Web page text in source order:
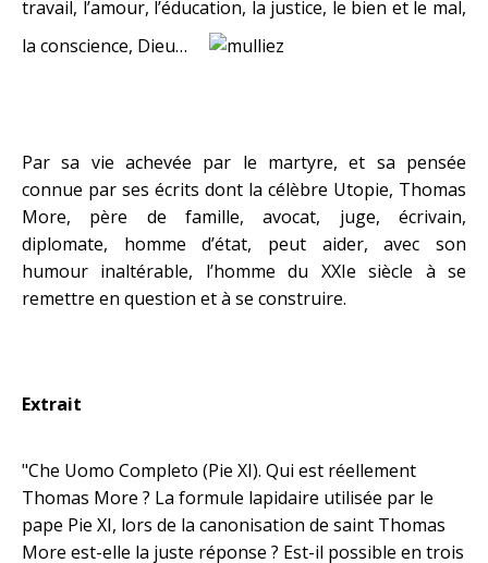
travail, l’amour, l’éducation, la justice, le bien et le mal,
la conscience, Dieu…
Par sa vie achevée par le martyre, et sa pensée
connue par ses écrits dont la célèbre Utopie, Thomas
More, père de famille, avocat, juge, écrivain,
diplomate, homme d’état, peut aider, avec son
humour inaltérable, l’homme du XXIe siècle à se
remettre en question et à se construire.
Extrait
"Che Uomo Completo (Pie XI). Qui est réellement
Thomas More ? La formule lapidaire utilisée par le
pape Pie XI, lors de la canonisation de saint Thomas
More est-elle la juste réponse ? Est-il possible en trois